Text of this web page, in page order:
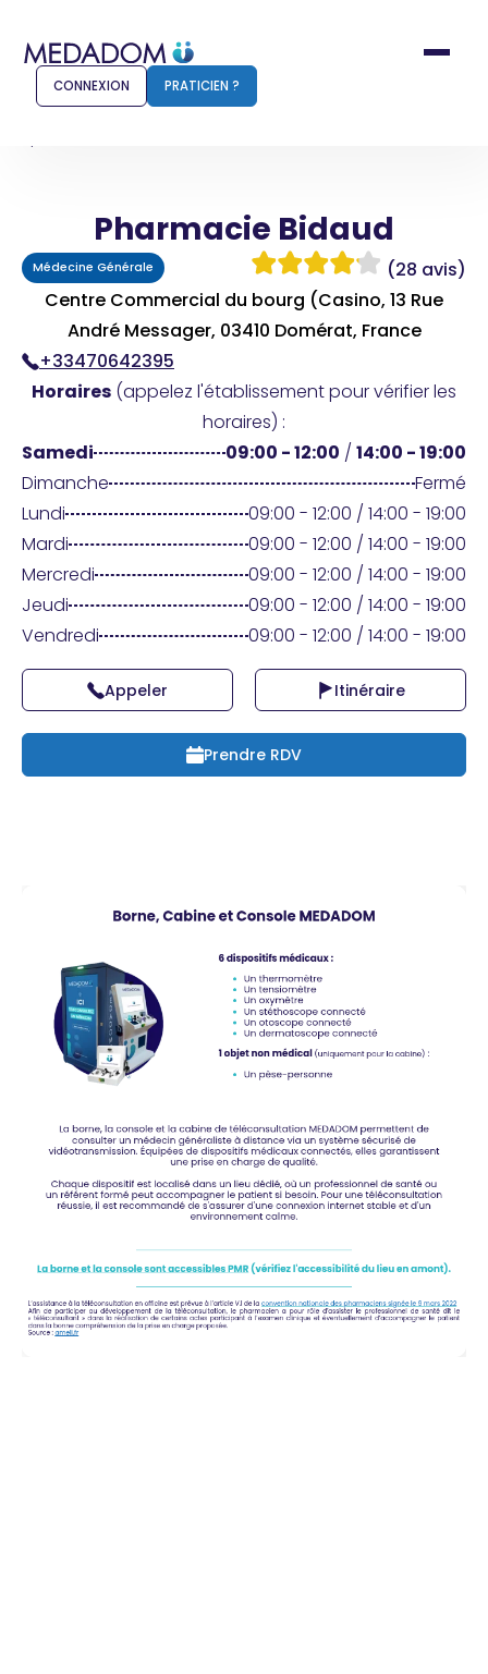
Comment ça marche ?
Pour les patients
Pharmacien
Connexion
Praticien ?
CONNEXION PRATICIEN ?
Pharmacie Bidaud
Médecine Générale
(28 avis)
Centre Commercial du bourg (Casino, 13 Rue
André Messager, 03410 Domérat, France
+33470642395
Horaires (appelez l'établissement pour vérifier les
horaires) :
Samedi
09:00 - 12:00 / 14:00 - 19:00
Dimanche
Fermé
Lundi
09:00 - 12:00 / 14:00 - 19:00
Mardi
09:00 - 12:00 / 14:00 - 19:00
Mercredi
09:00 - 12:00 / 14:00 - 19:00
Jeudi
09:00 - 12:00 / 14:00 - 19:00
Vendredi
09:00 - 12:00 / 14:00 - 19:00
Appeler Itinéraire
Prendre RDV